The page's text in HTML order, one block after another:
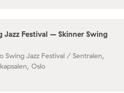
Jazz Festival – Skinner Swing
Swing Jazz Festival / Sentralen,
Oslo